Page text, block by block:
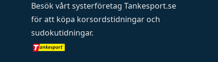
Besök vårt systerföretag Tankesport.se
för att köpa korsordstidningar och
sudokutidningar.